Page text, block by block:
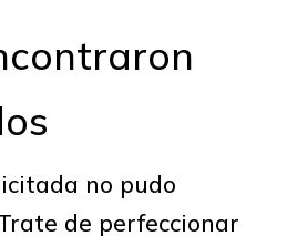
no pudo
de perfeccionar